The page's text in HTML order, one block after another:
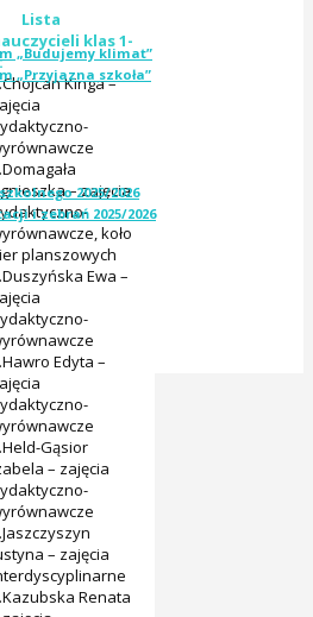
„Budujemy klimat”
„Przyjazna szkoła”
2025/2026
i zebrań 2025/2026
Lista
klas 1-
Kinga –
– zajęcia
koło
planszowych
Ewa –
Edyta –
Gąsior
– zajęcia
– zajęcia
Renata